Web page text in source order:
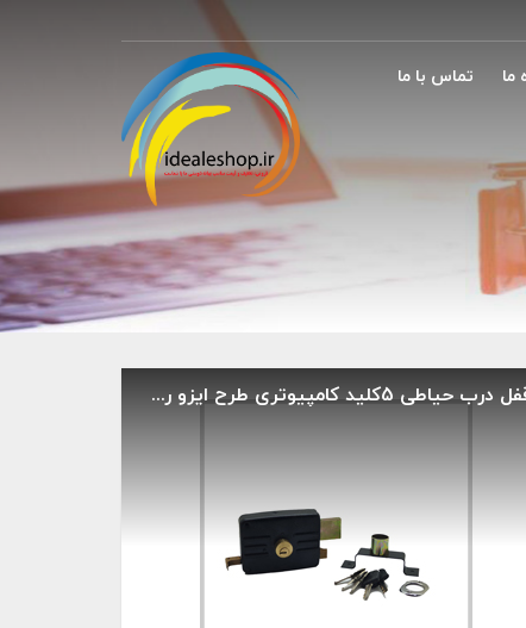
ما تماس با ما
قفل درب حیاطی 5کلید کامپیوتری طرح ایزو رجبی